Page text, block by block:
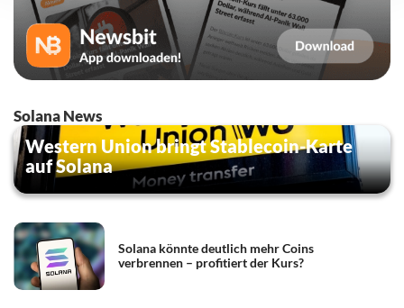
Solana News
Western Union bringt Stablecoin-Karte
auf Solana
Solana könnte deutlich mehr Coins
verbrennen – profitiert der Kurs?